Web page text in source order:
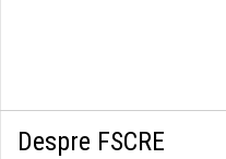
Despre FSCRE